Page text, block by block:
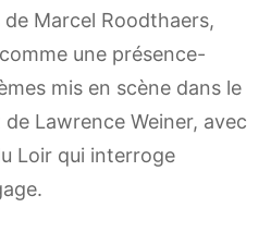
Marcel Roodthaers,
une présence-
mis en scène dans le
Lawrence Weiner, avec
Loir qui interroge